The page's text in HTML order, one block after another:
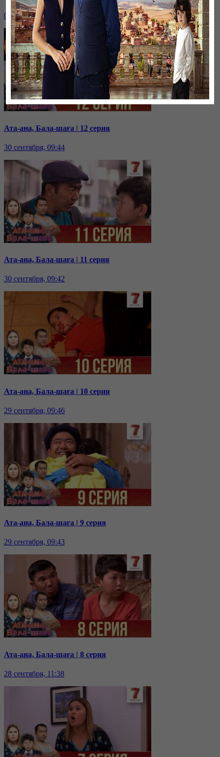
03 октября, 10:13
Ата-ана, Бала-шаға | 12 серия
30 сентября, 09:44
Ата-ана, Бала-шаға | 11 серия
30 сентября, 09:42
Ата-ана, Бала-шаға | 10 серия
29 сентября, 09:46
Ата-ана, Бала-шаға | 9 серия
29 сентября, 09:43
Ата-ана, Бала-шаға | 8 серия
28 сентября, 11:38